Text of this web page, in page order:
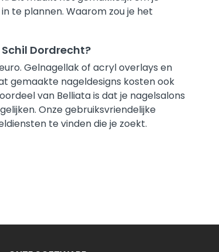
te plannen. Waarom zou je het
Dordrecht?
Gelnagellak of acryl overlays en
gemaakte nageldesigns kosten ook
van Belliata is dat je nagelsalons
Onze gebruiksvriendelijke
te vinden die je zoekt.